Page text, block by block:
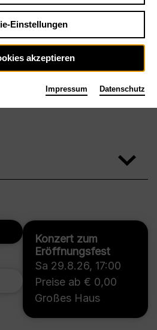
Konzert zum
Eröffnungsfest
Sa 29.8.26, 17:00
Preise ab € 0,00
Großes Haus
Einstellungen
akzeptieren
Impressum Datenschutz